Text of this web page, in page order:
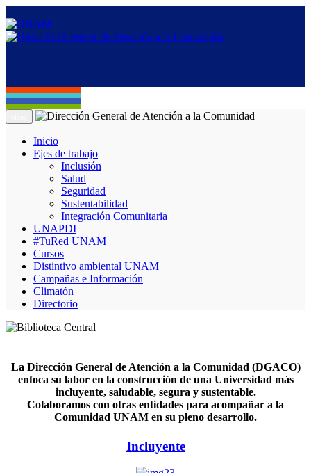
Inicio
Ejes de trabajo
Inclusión
Salud
Seguridad
Sustentabilidad
Integración Comunitaria
UNAPDI
#TuRed UNAM
Cursos
Distintivo ambiental UNAM
Campañas e Información
Climatón
Directorio
La Dirección General de Atención a la Comunidad (DGACO)
enfoca su labor en la construcción de una Universidad más
incluyente, saludable, segura y sustentable.
Colaboramos con otras entidades para acompañar a la
Comunidad UNAM en su pleno desarrollo.
Incluyente